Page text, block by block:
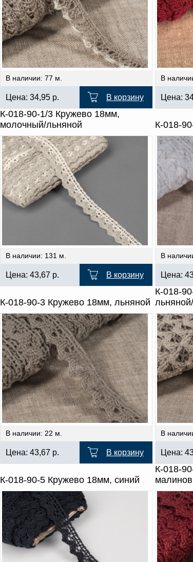
В наличии: 77 м.
Цена: 34,95 р. В корзину
В
Цена:
К-018-90-1/3 Кружево 18мм,
молочный/льняной
В наличии: 131 м.
Цена: 43,67 р. В корзину
К-018-
В
Цена:
К-018-90-3 Кружево 18мм, льняной
В наличии: 22 м.
Цена: 43,67 р. В корзину
К-018-
В
Цена:
К-018-90-5 Кружево 18мм, синий
К-018-